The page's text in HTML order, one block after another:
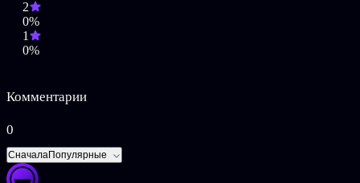
2
0%
1
0%
Комментарии
0
СначалаПопулярные